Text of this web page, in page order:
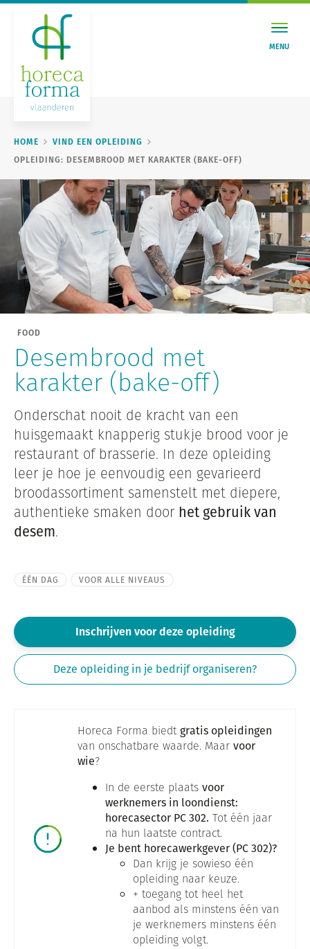
MENU
HOME
VIND EEN OPLEIDING
OPLEIDING: DESEMBROOD MET KARAKTER (BAKE-OFF)
FOOD
Desembrood met
karakter (bake-off)
Onderschat nooit de kracht van een
huisgemaakt knapperig stukje brood voor je
restaurant of brasserie. In deze opleiding
leer je hoe je eenvoudig een gevarieerd
broodassortiment samenstelt met diepere,
authentieke smaken door het gebruik van
desem.
ÉÉN DAG VOOR ALLE NIVEAUS
Inschrijven voor deze opleiding
Deze opleiding in je bedrijf organiseren?
Horeca Forma biedtgratis opleidingen
van onschatbare waarde. Maar voor
wie?
In de eerste plaats voor
werknemers in loondienst:
horecasector PC 302. Tot één jaar
na hun laatste contract.
Je bent horecawerkgever (PC 302)?
Dan krijg je sowieso één
opleiding naar keuze.
+ toegang tot heel het
aanbod als minstens één van
je werknemers minstens één
opleiding volgt.